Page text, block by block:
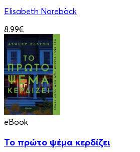
Elisabeth Norebäck
8.99€
eBook
Το πρώτο ψέμα κερδίζει